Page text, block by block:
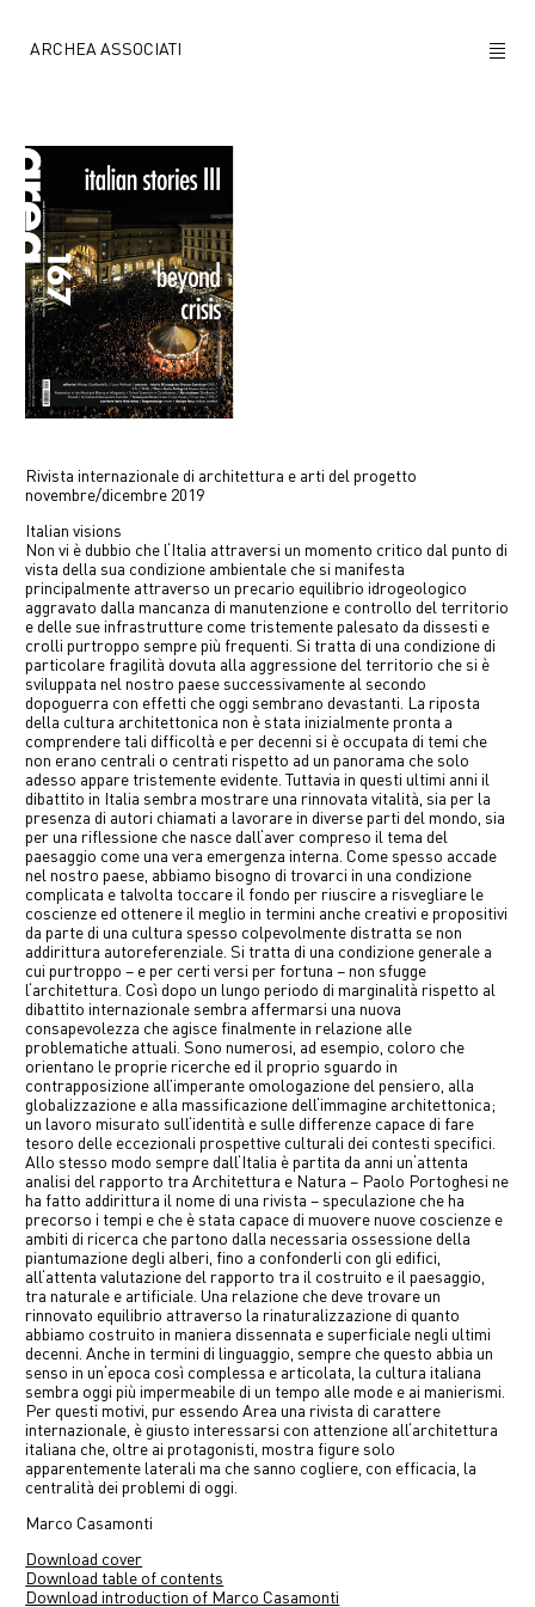
ARCHEA ASSOCIATI
CONTATTI
中文
EN
Rivista internazionale di architettura e arti del progetto
novembre/dicembre 2019
Italian visions
Non vi è dubbio che l‘Italia attraversi un momento critico dal punto di
vista della sua condizione ambientale che si manifesta
principalmente attraverso un precario equilibrio idrogeologico
aggravato dalla mancanza di manutenzione e controllo del territorio
e delle sue infrastrutture come tristemente palesato da dissesti e
crolli purtroppo sempre più frequenti. Si tratta di una condizione di
particolare fragilità dovuta alla aggressione del territorio che si è
sviluppata nel nostro paese successivamente al secondo
dopoguerra con effetti che oggi sembrano devastanti. La riposta
della cultura architettonica non è stata inizialmente pronta a
comprendere tali difficoltà e per decenni si è occupata di temi che
non erano centrali o centrati rispetto ad un panorama che solo
adesso appare tristemente evidente. Tuttavia in questi ultimi anni il
dibattito in Italia sembra mostrare una rinnovata vitalità, sia per la
presenza di autori chiamati a lavorare in diverse parti del mondo, sia
per una riflessione che nasce dall‘aver compreso il tema del
paesaggio come una vera emergenza interna. Come spesso accade
nel nostro paese, abbiamo bisogno di trovarci in una condizione
complicata e talvolta toccare il fondo per riuscire a risvegliare le
coscienze ed ottenere il meglio in termini anche creativi e propositivi
da parte di una cultura spesso colpevolmente distratta se non
addirittura autoreferenziale. Si tratta di una condizione generale a
cui purtroppo – e per certi versi per fortuna – non sfugge
l‘architettura. Così dopo un lungo periodo di marginalità rispetto al
dibattito internazionale sembra affermarsi una nuova
consapevolezza che agisce finalmente in relazione alle
problematiche attuali. Sono numerosi, ad esempio, coloro che
orientano le proprie ricerche ed il proprio sguardo in
contrapposizione all’imperante omologazione del pensiero, alla
globalizzazione e alla massificazione dell‘immagine architettonica;
un lavoro misurato sull‘identità e sulle differenze capace di fare
tesoro delle eccezionali prospettive culturali dei contesti specifici.
Allo stesso modo sempre dall‘Italia è partita da anni un‘attenta
analisi del rapporto tra Architettura e Natura – Paolo Portoghesi ne
ha fatto addirittura il nome di una rivista – speculazione che ha
precorso i tempi e che è stata capace di muovere nuove coscienze e
ambiti di ricerca che partono dalla necessaria ossessione della
piantumazione degli alberi, fino a confonderli con gli edifici,
all‘attenta valutazione del rapporto tra il costruito e il paesaggio,
tra naturale e artificiale. Una relazione che deve trovare un
rinnovato equilibrio attraverso la rinaturalizzazione di quanto
abbiamo costruito in maniera dissennata e superficiale negli ultimi
decenni. Anche in termini di linguaggio, sempre che questo abbia un
senso in un‘epoca così complessa e articolata, la cultura italiana
sembra oggi più impermeabile di un tempo alle mode e ai manierismi.
Per questi motivi, pur essendo Area una rivista di carattere
internazionale, è giusto interessarsi con attenzione all‘architettura
italiana che, oltre ai protagonisti, mostra figure solo
apparentemente laterali ma che sanno cogliere, con efficacia, la
centralità dei problemi di oggi.
Marco Casamonti
Download cover
Download table of contents
Download introduction of Marco Casamonti